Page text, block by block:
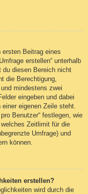
Beitrag eines
erstellen“ unterhalb
du diesen Bereich nicht
die Berechtigung,
mindestens zwei
eingeben und dabei
eigenen Zeile steht.
Benutzer“ festlegen, wie
Zeitlimit für die
Umfrage) und
können.
erstellen?
wird durch die